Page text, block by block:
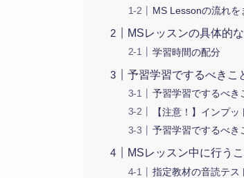
MS Lessonの流れを
MSレッスンの具体的
学習時間の配分
予習学習でするべき
予習学習でするべき
【注意！】インプ
予習学習でするべき
MSレッスン中に行う
指定教材の音読テス